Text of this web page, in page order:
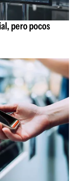
pero pocos